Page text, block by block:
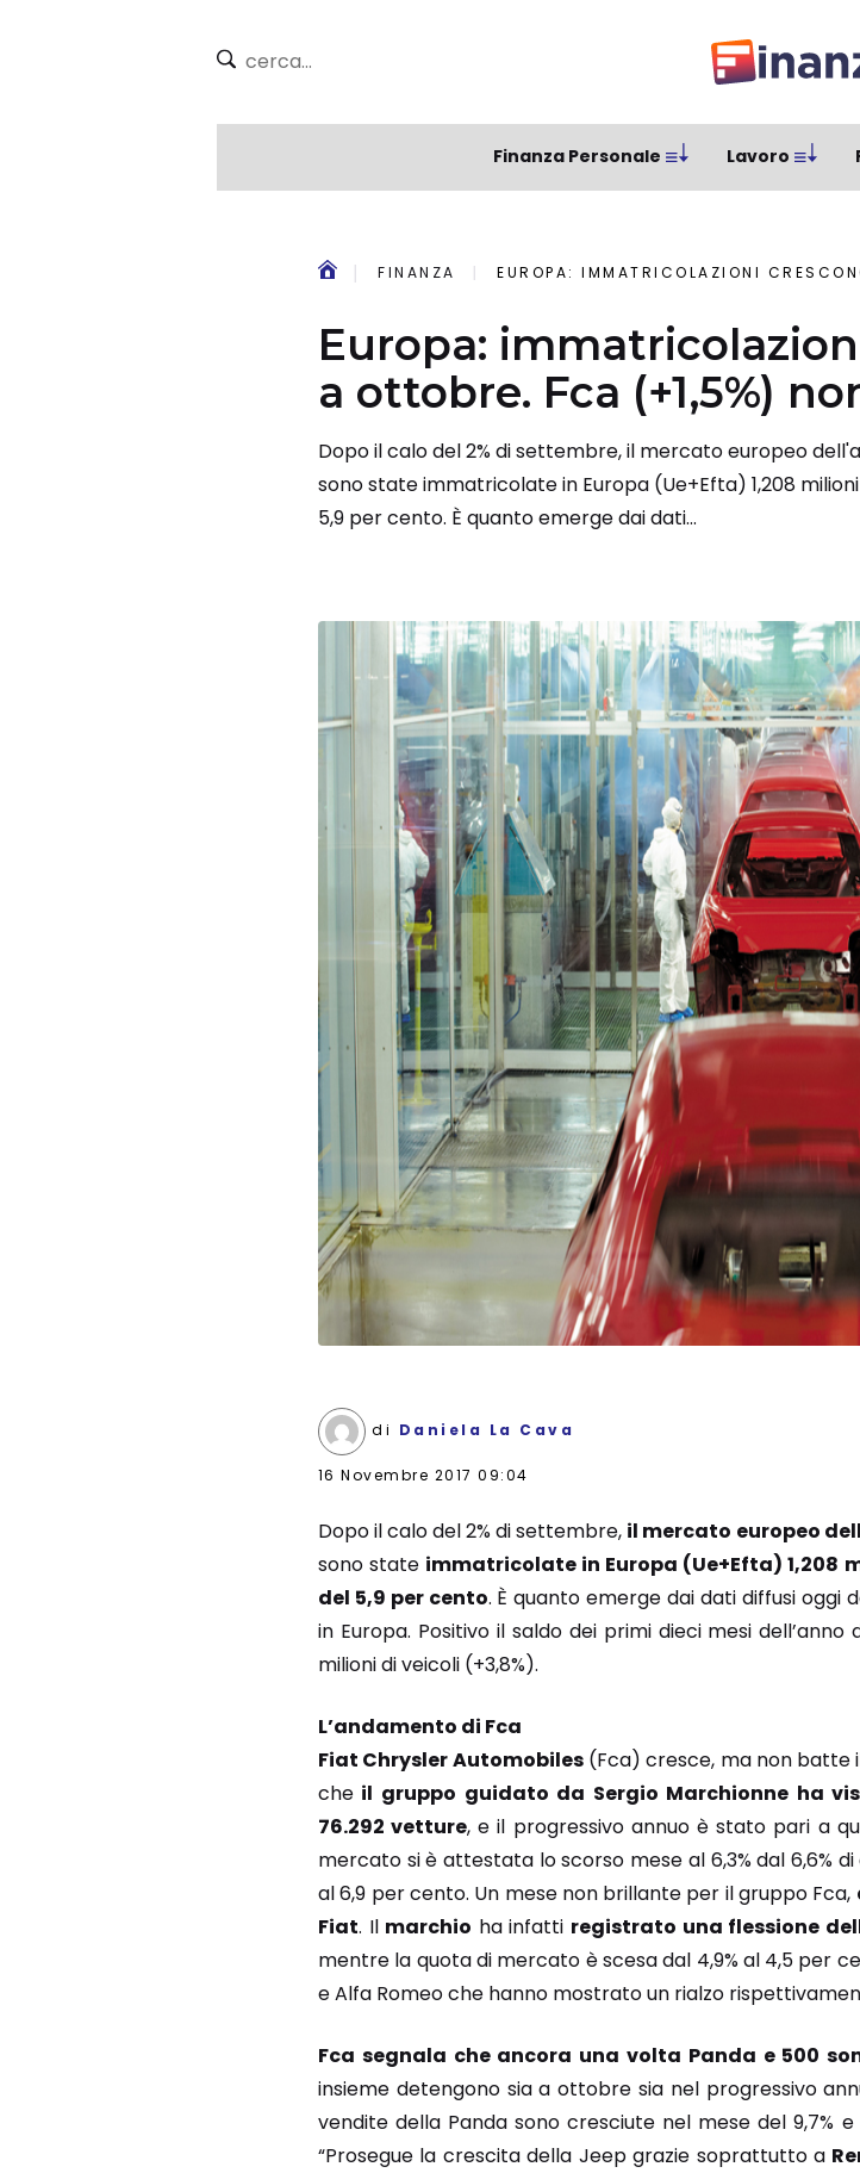
Finanza Personale Lavoro
FINANZA EUROPA: IMMATRICOLAZIONI CRESCONO
Europa:
a ottobre. Fca (+1,5%)
Dopo il calo del 2% di settembre, il mercato europeo
sono state immatricolate in Europa (Ue+Efta) 1,208
5,9 per cento. È quanto emerge dai dati...
di Daniela La Cava
16 Novembre 2017 09:04
Dopo il calo del 2% di settembre, il mercato europeo
sono state immatricolate in Europa (Ue+Efta)
del 5,9 per cento. È quanto emerge dai dati diffusi oggi
in Europa. Positivo il saldo dei primi dieci mesi
milioni di veicoli (+3,8%).
L’andamento di Fca
Fiat Chrysler Automobiles(Fca) cresce, ma non batte
cheil gruppo guidato da Sergio Marchionne ha
76.292 vetture, e il progressivo annuo è stato pari a
mercato si è attestata lo scorso mese al 6,3% dal 6,6%
al 6,9 per cento. Un mese non brillante per il gruppo Fca,
Fiat. Il marchio ha infatti registrato una flessione
mentre la quota di mercato è scesa dal 4,9% al 4,5 per
e Alfa Romeo che hanno mostrato un rialzo
Fca segnala che ancora una volta Panda e 500
insieme detengono sia a ottobre sia nel progressivo
vendite della Panda sono cresciute nel mese del 9,7%
“Prosegue la crescita della Jeep grazie soprattutto a